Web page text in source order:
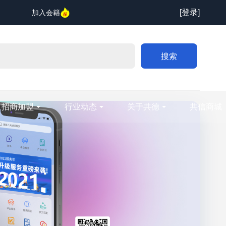
加入会籍 [登录]
搜索
招商加盟 行业动态 关于共德 共信商城